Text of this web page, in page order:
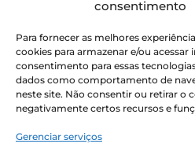
consentimento
Para fornecer as melhores
cookies para armazenar e/ou
consentimento para essas
dados como comportamento de
neste site. Não consentir ou retirar o
negativamente certos recursos e
Gerenciar serviços
SIGA-NOS NAS REDES
SUBSCREVA NOSSA